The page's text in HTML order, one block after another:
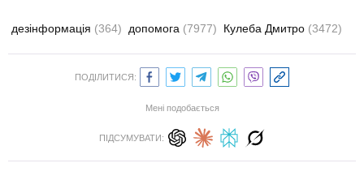
дезінформація (364) допомога (7977) Кулеба Дмитро (3472)
ПОДІЛИТИСЯ:
Мені подобається
ПІДСУМУВАТИ: